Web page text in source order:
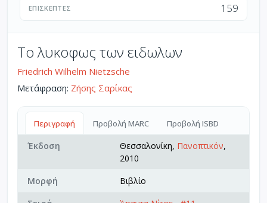
ΕΠΙΣΚΈΠΤΕΣ 159
Το λυκοφως των ειδωλων
Friedrich Wilhelm Nietzsche
Μετάφραση: Ζήσης Σαρίκας
Περιγραφή Προβολή MARC Προβολή ISBD
Έκδοση Θεσσαλονίκη, Πανοπτικόν,
2010
Μορφή
Βιβλίο